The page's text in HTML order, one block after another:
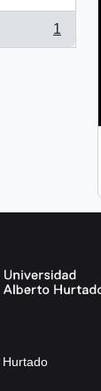
1
Hurtado